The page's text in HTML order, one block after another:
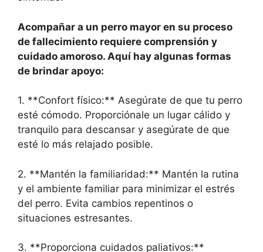
Acompañar a un perro mayor en su proceso
de fallecimiento requiere comprensión y
cuidado amoroso. Aquí hay algunas formas
de brindar apoyo:
1. **Confort físico:** Asegúrate de que tu perro
esté cómodo. Proporciónale un lugar cálido y
tranquilo para descansar y asegúrate de que
esté lo más relajado posible.
2. **Mantén la familiaridad:** Mantén la rutina
y el ambiente familiar para minimizar el estrés
del perro. Evita cambios repentinos o
situaciones estresantes.
3. **Proporciona cuidados paliativos:**